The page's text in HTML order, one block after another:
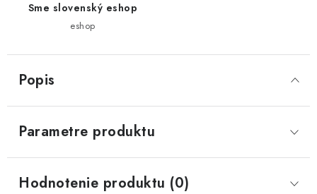
Sme slovenský eshop
eshop
Popis
Parametre produktu
Hodnotenie produktu (0)